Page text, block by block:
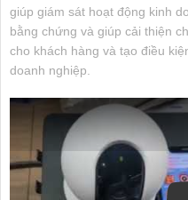
giúp giám sát hoạt động kinh
bằng chứng và giúp cải thiện
cho khách hàng và tạo điều
doanh nghiệp.